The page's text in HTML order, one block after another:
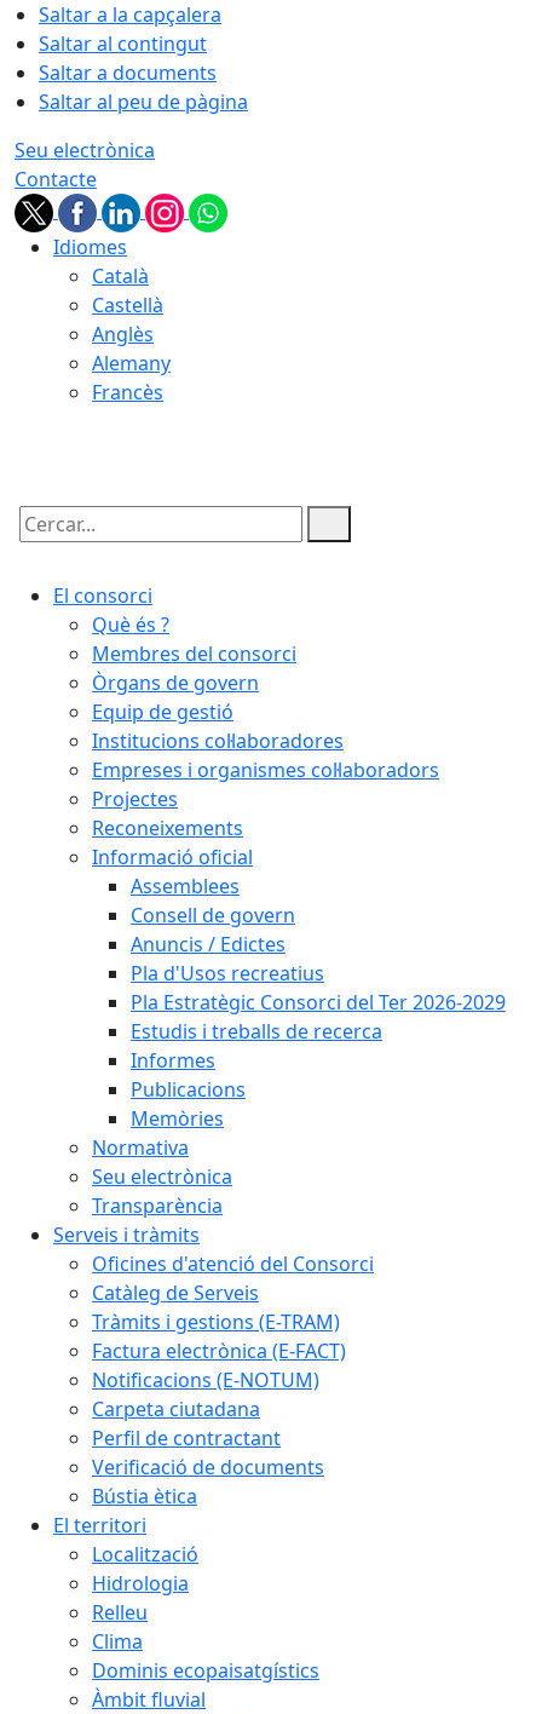
Saltar a la capçalera
Saltar al contingut
Saltar a documents
Saltar al peu de pàgina
Seu electrònica
Contacte
Idiomes
Català
Castellà
Anglès
Alemany
Francès
Cercar:
El consorci
Què és ?
Membres del consorci
Òrgans de govern
Equip de gestió
Institucions col·laboradores
Empreses i organismes col·laboradors
Projectes
Reconeixements
Informació oficial
Assemblees
Consell de govern
Anuncis / Edictes
Pla d'Usos recreatius
Pla Estratègic Consorci del Ter 2026-2029
Estudis i treballs de recerca
Informes
Publicacions
Memòries
Normativa
Seu electrònica
Transparència
Serveis i tràmits
Oficines d'atenció del Consorci
Catàleg de Serveis
Tràmits i gestions (E-TRAM)
Factura electrònica (E-FACT)
Notificacions (E-NOTUM)
Carpeta ciutadana
Perfil de contractant
Verificació de documents
Bústia ètica
El territori
Localització
Hidrologia
Relleu
Clima
Dominis ecopaisatgístics
Àmbit fluvial